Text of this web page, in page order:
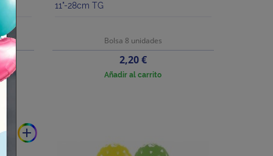
11"-28cm TG
Bolsa 8 unidades
Precio
2,20 €
Añadir al carrito
add